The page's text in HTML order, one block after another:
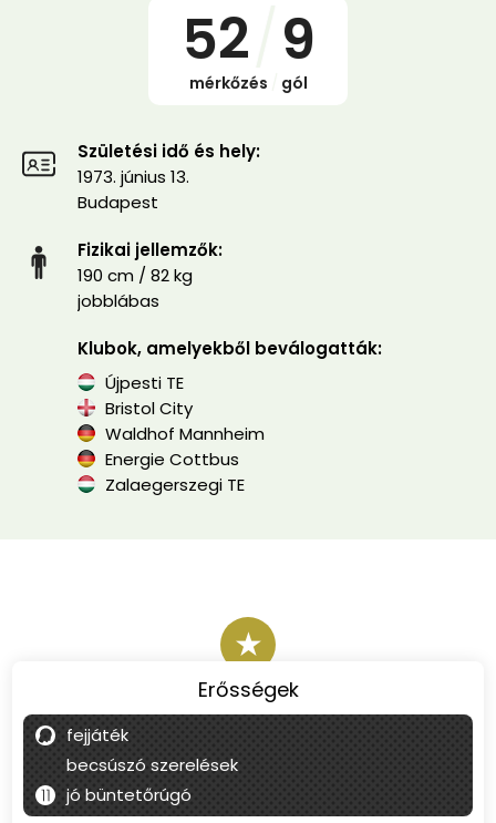
52 9
mérkőzés gól
Születési idő és hely:
1973. június 13.
Budapest
Fizikai jellemzők:
190 cm / 82 kg
jobblábas
Klubok, amelyekből beválogatták:
Újpesti TE
Bristol City
Waldhof Mannheim
Energie Cottbus
Zalaegerszegi TE
★
Erősségek
fejjáték
becsúszó szerelések
jó büntetőrúgó